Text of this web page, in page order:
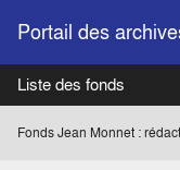
Portail des
Liste des fonds